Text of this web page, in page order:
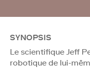
SYNOPSIS
Le scientifique Jeff
robotique de lui-